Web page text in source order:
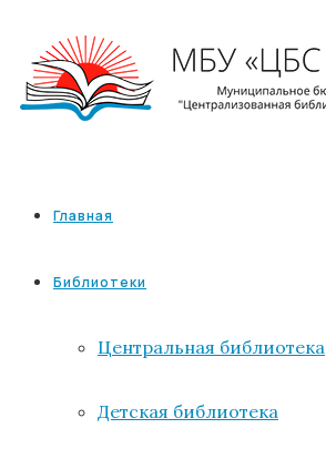
Главная
Библиотеки
Центральная библиотека
Детская библиотека